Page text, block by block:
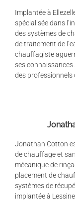
Implantée à
spécialisée dans
des systèmes de
de traitement de
chauffagiste
ses connaissances
des professionnels
Jonathan Cotton
de chauffage et
mécanique de
placement de
systèmes de
implantée à